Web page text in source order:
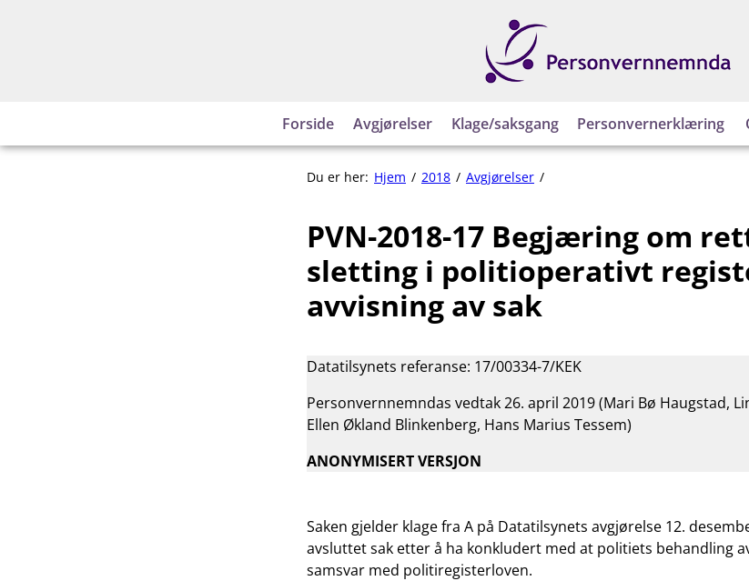
Personvernnemnda
Forside Avgjørelser Klage/saksgang Personvernerklæring
Du er her: Hjem 2018 Avgjørelser
Begjæring
om
retting
register
avvisning
av
PVN-2018-17 Begjæring om
sletting i politioperativt
avvisning av sak
Datatilsynets referanse: 17/00334-7/KEK
Personvernnemndas vedtak 26. april 2019 (Mari Bø Haugstad,
Ellen Økland Blinkenberg, Hans Marius Tessem)
ANONYMISERT VERSJON
Saken gjelder klage fra A på Datatilsynets avgjørelse 12.
avsluttet sak etter å ha konkludert med at politiets behandling
samsvar med politiregisterloven.